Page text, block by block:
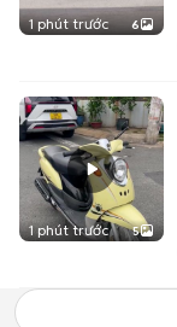
1 phút trước 6
1 phút trước 5